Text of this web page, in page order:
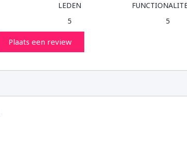
LEDEN
5
5
Plaats een review